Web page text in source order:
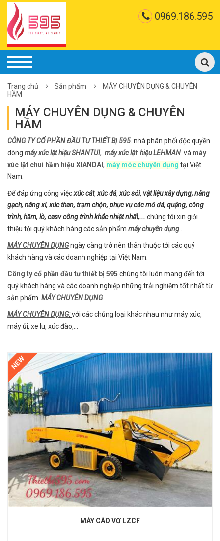
0969.186.595
Trang chủ Sản phẩm
MÁY CHUYÊN DỤNG & CHUYÊN
HẦM
MÁY CHUYÊN DỤNG & CHUYÊN
HẦM
CÔNG TY CỔ PHẦN ĐẦU TƯ THIẾT BỊ 595. nhà phân phối độc quyền
dòng máy xúc lật hiệu SHANTUI, máy xúc lật hiệu LEHMAN và máy
xúc lật chui hầm hiệu XIANDAI , máy móc chuyên dụng tại Việt
Nam.
Để đáp ứng công việcxúc cát, xúc đá, xúc sỏi, vật liệu xây dựng, nâng
gạch, nâng xi, xúc than, trạm chộn, phục vụ các mỏ đá, quặng, công
trình, hầm, lò, casv công trình khắc nhiệt nhất,... chúng tôi xin giới
thiệu tới quý khách hàng các sản phẩm máy chuyên dụng
MÁY CHUYÊN DỤNGngày càng trở nên thân thuộc tới các quý
khách hàng và các doanh nghiệp tại Việt Nam.
Công ty cổ phần đầu tư thiết bị 595 chúng tôi luôn mang đến tới
quý khách hàng và các doanh nghiệp những trải nghiệm tốt nhất từ
sản phẩm MÁY CHUYÊN DỤNG
MÁY CHUYÊN DỤNG:với các chủng loại khác nhau như máy xúc,
máy ủi, xe lu, xúc đào,...
NEW
MÁY CÀO VƠ LZCF